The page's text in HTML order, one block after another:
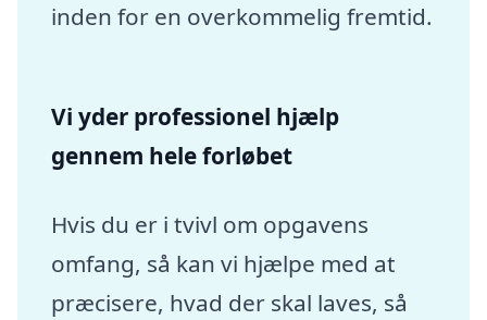
inden for en overkommelig fremtid.
Vi yder professionel hjælp
gennem hele forløbet
Hvis du er i tvivl om opgavens
omfang, så kan vi hjælpe med at
præcisere, hvad der skal laves, så